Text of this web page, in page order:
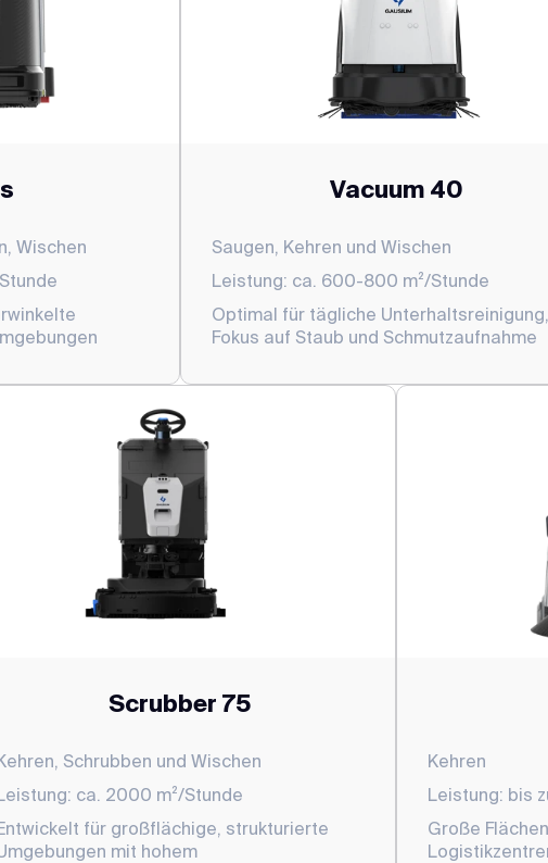
Wischen
Vacuum 40
Saugen, Kehren und Wischen
Leistung: ca. 600-800 m²/Stunde
Optimal für tägliche Unterhaltsreinigung,
Fokus auf Staub und Schmutzaufnahme
Scrubber 75
Schrubben und Wischen
ca. 2000 m²/Stunde
für großflächige, strukturierte
mit hohem
Kehren
Leistung: bis
Große